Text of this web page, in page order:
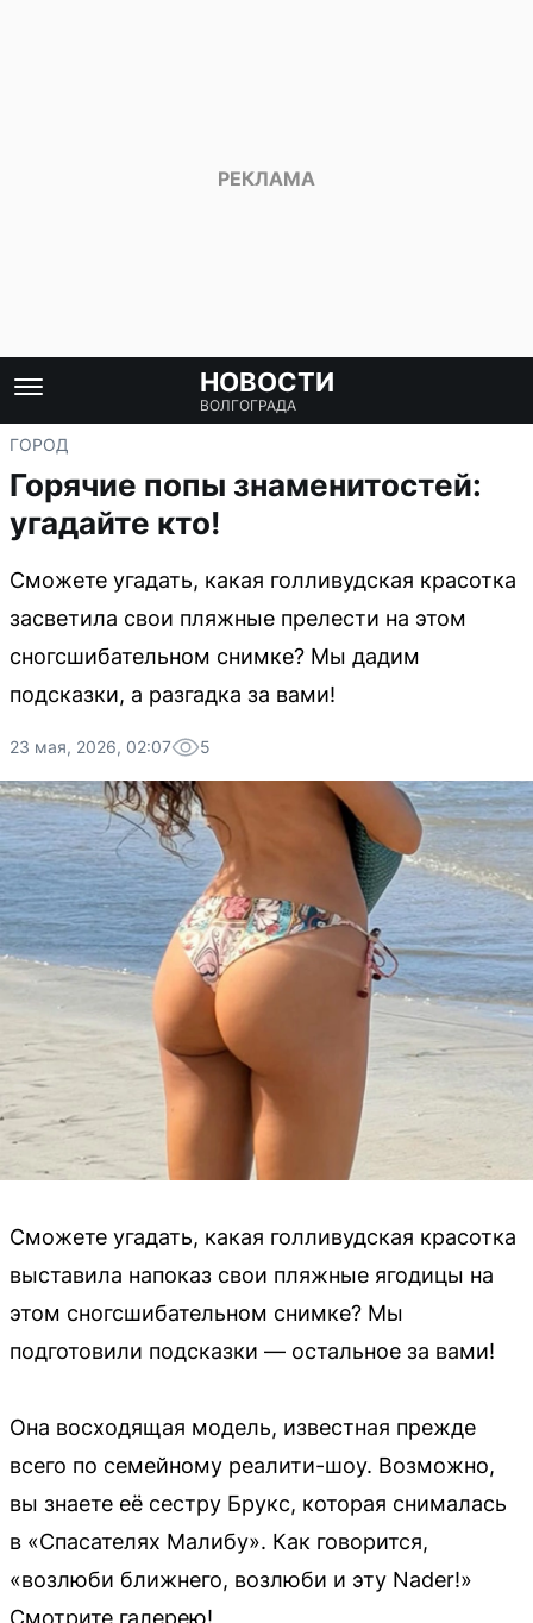
НОВОСТИ
ВОЛГОГРАДА
ГОРОД
Горячие попы знаменитостей:
угадайте кто!
Сможете угадать, какая голливудская красотка
засветила свои пляжные прелести на этом
сногсшибательном снимке? Мы дадим
подсказки, а разгадка за вами!
23 мая, 2026, 02:07 5
Сможете угадать, какая голливудская красотка
выставила напоказ свои пляжные ягодицы на
этом сногсшибательном снимке? Мы
подготовили подсказки — остальное за вами!
Она восходящая модель, известная прежде
всего по семейному реалити-шоу. Возможно,
вы знаете её сестру Брукс, которая снималась
в «Спасателях Малибу». Как говорится,
«возлюби ближнего, возлюби и эту Nader!»